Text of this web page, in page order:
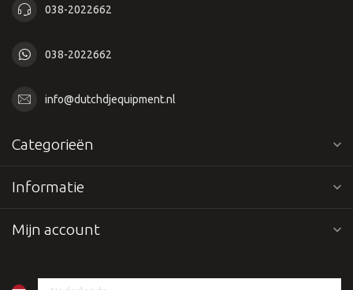
038-2022662
038-2022662
info@dutchdjequipment.nl
Categorieën
Informatie
Mijn account